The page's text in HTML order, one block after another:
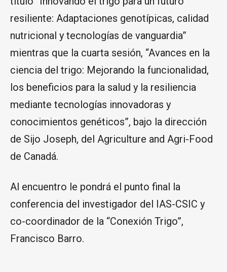
resiliente: Adaptaciones genotípicas, calidad
nutricional y tecnologías de vanguardia”
mientras que la cuarta sesión, “Avances en la
ciencia del trigo: Mejorando la funcionalidad,
los beneficios para la salud y la resiliencia
mediante tecnologías innovadoras y
conocimientos genéticos”, bajo la dirección
de Sijo Joseph, del Agriculture and Agri-Food
de Canadá.
Al encuentro le pondrá el punto final la
conferencia del investigador del IAS-CSIC y
co-coordinador de la “Conexión Trigo”,
Francisco Barro.